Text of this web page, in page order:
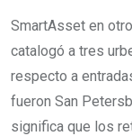
SmartAsset en
catalogó a tres
respecto a
fueron San
significa que los